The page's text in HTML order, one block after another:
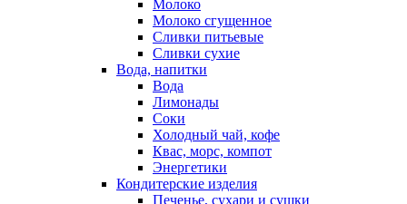
Молоко
Молоко сгущенное
Сливки питьевые
Сливки сухие
Вода, напитки
Вода
Лимонады
Соки
Холодный чай, кофе
Квас, морс, компот
Энергетики
Кондитерские изделия
Печенье, сухари и сушки